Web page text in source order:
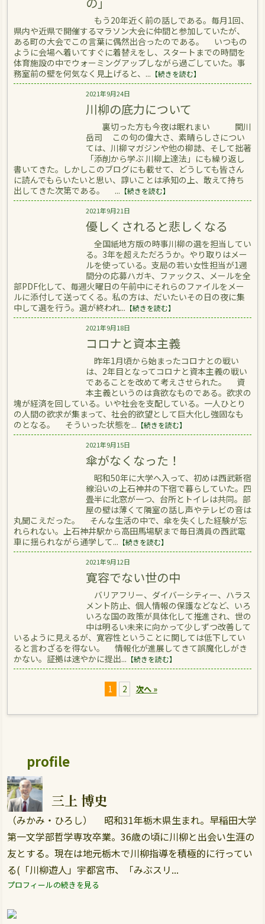
もう20年近く前の話しである。毎月1回、
県内や近県で開催するマラソン大会に仲間と参加していたが、
ある町の大会でこの言葉に偶然出合ったのである。 いつもの
ように会場へ着いてすぐに着替えをし、スタートまでの時間を
体育施設の中でウォーミングアップしながら過ごしていた。事
務室前の壁を何気なく見上げると、... 【続きを読む】
2021年9月24日
川柳の底力について
裏切った方も今夜は眠れまい 関川
岳司 この句の偉大さ、素晴らしさについ
ては、川柳マガジンや他の柳誌、そして拙著
「添削から学ぶ 川柳上達法」にも繰り返し
書いてきた。しかしこのブログにも載せて、どうしても皆さん
に読んでもらいたいと思い、諄いことは承知の上、敢えて持ち
出してきた次第である。 ... 【続きを読む】
2021年9月21日
優しくされると悲しくなる
全国紙地方版の時事川柳の選を担当してい
る。3年を超えただろうか。やり取りはメー
ルを使っている。支局の若い女性担当が1週
間分の応募ハガキ、ファックス、メールを全
部PDF化して、毎週火曜日の午前中にそれらのファイルをメー
ルに添付して送ってくる。私の方は、だいたいその日の夜に集
中して選を行う。選が終われ... 【続きを読む】
2021年9月18日
コロナと資本主義
昨年1月頃から始まったコロナとの戦い
は、2年目となってコロナと資本主義の戦い
であることを改めて考えさせられた。 資
本主義というのは貪欲なものである。欲求の
塊が経済を回している。いや社会を支配している。一人ひとり
の人間の欲求が集まって、社会的欲望として巨大化し強固なも
のとなる。 そういった状態を... 【続きを読む】
2021年9月15日
傘がなくなった！
昭和50年に大学へ入って、初めは西武新宿
線沿いの上石神井の下宿で暮らしていた。四
畳半に北窓が一つ、台所とトイレは共同。部
屋の壁は薄くて隣室の話し声やテレビの音は
丸聞こえだった。 そんな生活の中で、傘を失くした経験が忘
れられない。上石神井駅から高田馬場駅まで毎日満員の西武電
車に揺られながら通学して... 【続きを読む】
2021年9月12日
寛容でない世の中
バリアフリー、ダイバーシティー、ハラス
メント防止、個人情報の保護などなど、いろ
いろな国の政策が具体化して推進され、世の
中は明るい未来に向かって少しずつ改善して
いるように見えるが、寛容性ということに関しては低下してい
ると言わざるを得ない。 情報化が進展してきて誤魔化しがき
かない。証拠は速やかに提出... 【続きを読む】
1 2 次へ »
profile
三上 博史
（みかみ・ひろし） 昭和31年栃木県生まれ。早稲田大学
第一文学部哲学専攻卒業。36歳の頃に川柳と出会い生涯の
友とする。現在は地元栃木で川柳指導を積極的に行ってい
る(「川柳遊人」宇都宮市、「みぶスリ...
プロフィールの続きを見る